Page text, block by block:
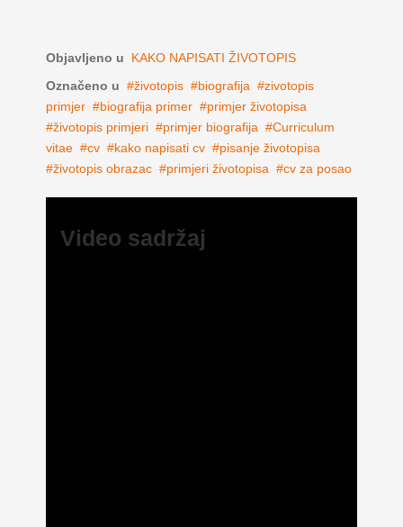
Objavljeno u
KAKO NAPISATI ŽIVOTOPIS
Označeno u
životopis biografija
zivotopis
primjer
biografija primer
primjer životopisa
životopis primjeri
primjer biografija
Curriculum
vitae
cv kako napisati cv
pisanje životopisa
životopis obrazac
primjeri životopisa cv za posao
Video sadržaj